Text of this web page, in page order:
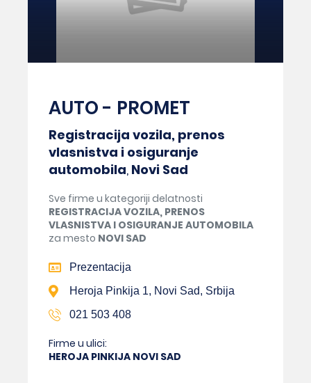
AUTO - PROMET
Registracija vozila, prenos
vlasnistva i osiguranje
automobila, Novi Sad
Sve firme u kategoriji delatnosti
REGISTRACIJA VOZILA, PRENOS
VLASNISTVA I OSIGURANJE AUTOMOBILA
za mesto NOVI SAD
Prezentacija
Heroja Pinkija 1, Novi Sad, Srbija
021 503 408
Firme u ulici:
HEROJA PINKIJA NOVI SAD